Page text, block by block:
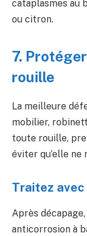
cataplasmes au
ou citron.
7.
rouille
La meilleure
mobilier,
toute rouille,
éviter qu’elle ne
Traitez
Après
anticorrosion à